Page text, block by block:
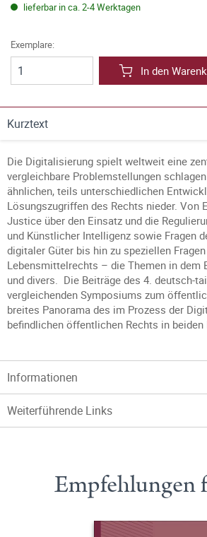
lieferbar in ca. 2-4 Werktagen
Exemplare:
In den
Kurztext
Die Digitalisierung spielt weltweit eine
vergleichbare Problemstellungen
ähnlichen, teils unterschiedlichen
Lösungszugriffen des Rechts nieder. Von
Justice über den Einsatz und die
und Künstlicher Intelligenz sowie Fragen
digitaler Güter bis hin zu speziellen
Lebensmittelrechts – die Themen in dem
und divers. Die Beiträge des 4. deutsch-
vergleichenden Symposiums zum
breites Panorama des im Prozess der
befindlichen öffentlichen Rechts in beiden
Informationen
Weiterführende Links
Empfehlungen